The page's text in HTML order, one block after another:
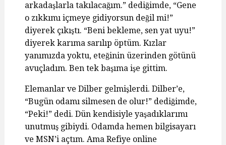
arkadaşlarla takılacağım.” dediğimde, “Gene
o zıkkımı içmeye gidiyorsun değil mi!”
diyerek çıkıştı. “Beni bekleme, sen yat uyu!”
diyerek karıma sarılıp öptüm. Kızlar
yanımızda yoktu, eteğinin üzerinden götünü
avuçladım. Ben tek başıma işe gittim.
Elemanlar ve Dilber gelmişlerdi. Dilber’e,
“Bugün odamı silmesen de olur!” dediğimde,
“Peki!” dedi. Dün kendisiyle yaşadıklarımı
unutmuş gibiydi. Odamda hemen bilgisayarı
ve MSN’i açtım. Ama Refiye online